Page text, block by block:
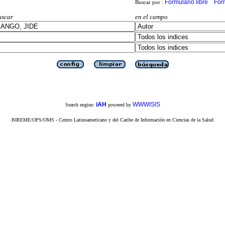
Buscar por : Formulario libre
en el campo
Search engine: iAH powered by WWWISIS
BIREME/OPS/OMS - Centro Latinoamericano y del Caribe de Información en Ciencias de la Salud